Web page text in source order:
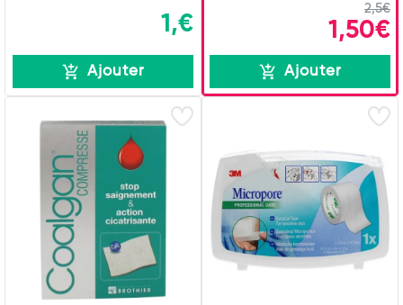
Total
Commander
1,€
Ajouter
2,5€
1,50€
Ajouter